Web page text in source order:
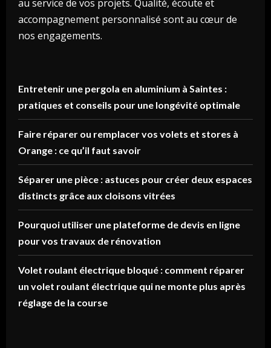
au service de vos projets. Qualité, écoute et
accompagnement personnalisé sont au cœur de
nos engagements.
Entretenir une pergola en aluminium à Saintes :
pratiques et conseils pour une longévité optimale
Faire réparer ou remplacer vos volets et stores à
Orange : ce qu’il faut savoir
Séparer une pièce : astuces pour créer deux espaces
distincts grâce aux cloisons vitrées
Pourquoi utiliser une plateforme de devis en ligne
pour vos travaux de rénovation
Volet roulant électrique bloqué : comment réparer
un volet roulant électrique qui ne monte plus après
réglage de la course